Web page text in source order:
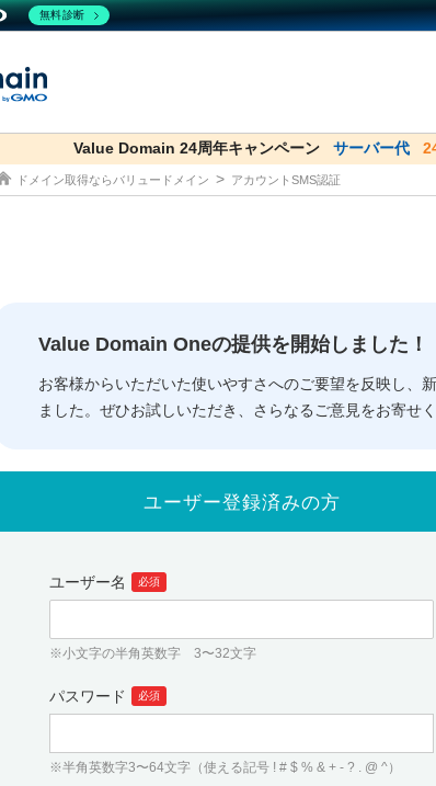
ドメイン検索
人気ドメインの種類
ーバー コアサーバー
ィ Value Domain ネットde診断
お得意様割引
従来のバリュードメインをご利用希望の方
従来のバリュードメインをご利用希望の方
co.jpドメイン✕コアサーバーV2ビ
Value Domain 24周年キャンペーン サーバー代
ドメイン取得ならバリュードメイン アカウントSMS認証
Value Domain Oneの提供を開始しました！
お客様からいただいた使いやすさへのご要望を反映し、
ました。ぜひお試しいただき、さらなるご意見をお寄せく
ユーザー登録済みの方
ユーザー名 必須
※小文字の半角英数字 3〜32文字
パスワード 必須
※半角英数字3〜64文字（使える記号 ! # $ % & + - ? . @ ^）
無料診断